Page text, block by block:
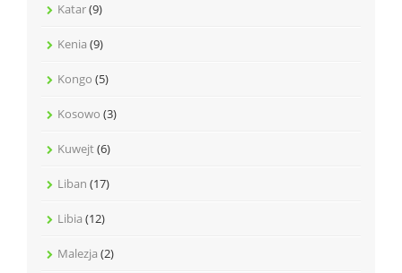
Katar(9)
Kenia (9)
Kongo (5)
Kosowo (3)
Kuwejt(6)
Liban (17)
Libia (12)
Malezja (2)